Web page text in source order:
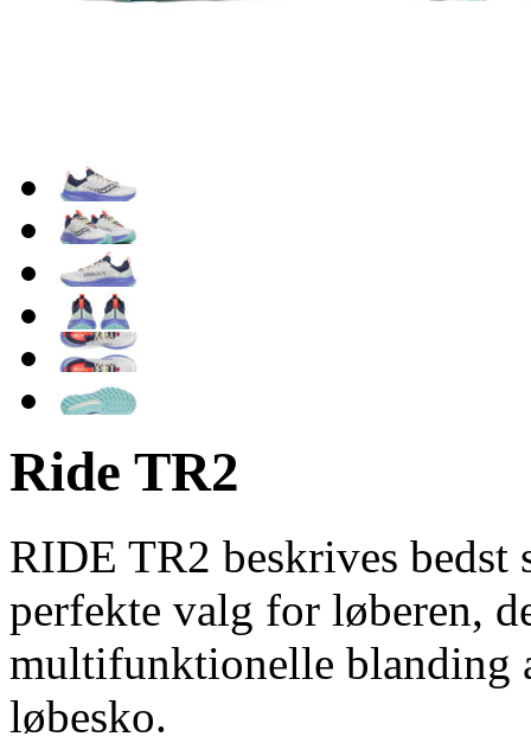
Ride TR2
RIDE TR2 beskrives bedst
perfekte valg for løberen,
multifunktionelle blanding
løbesko.